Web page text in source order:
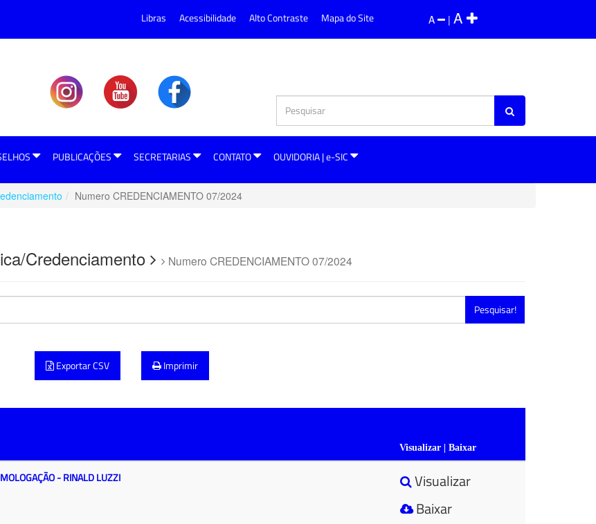
A | A
Libras Acessibilidade Alto Contraste Mapa do Site
PUBLICAÇÕES SECRETARIAS CONTATO OUVIDORIA | e-SIC
Numero CREDENCIAMENTO 07/2024
Credenciamento Numero CREDENCIAMENTO 07/2024
Pesquisar!
Exportar CSV Imprimir
Visualizar | Baixar
- RINALD LUZZI
Visualizar
Baixar